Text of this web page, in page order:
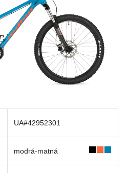
UA#42952301
modrá-matná